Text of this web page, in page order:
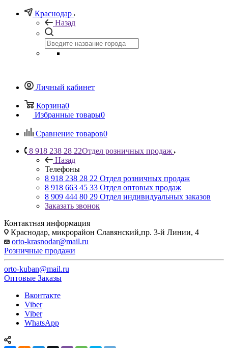
Краснодар
Назад
Личный кабинет
Корзина0
Избранные товары0
Сравнение товаров0
8 918 238 28 22Отдел розничных продаж
Назад
Телефоны
8 918 238 28 22 Отдел розничных продаж
8 918 663 45 33 Отдел оптовых продаж
8 909 444 80 29 Отдел индивидуальных заказов
Заказать звонок
Контактная информация
Краснодар, микрорайон Славянский,пр. 3-й Линии, 4
orto-krasnodar@mail.ru
Розничные продажи
orto-kuban@mail.ru
Оптовые Заказы
Вконтакте
Viber
Viber
WhatsApp